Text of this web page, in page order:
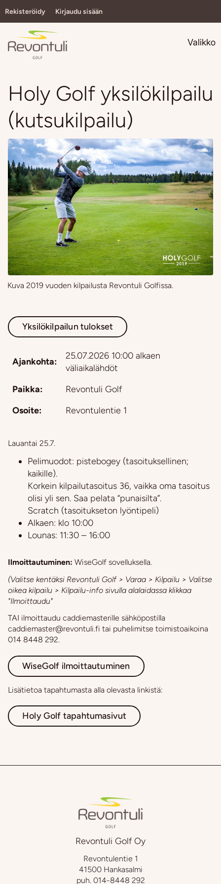
Rekisteröidy Kirjaudu sisään
Valikko
Holy Golf yksilökilpailu
(kutsukilpailu)
Kuva 2019 vuoden kilpailusta Revontuli Golfissa.
Yksilökilpailun tulokset
Ajankohta:
25.07.2026 10:00 alkaen
väliaikalähdöt
Paikka:
Revontuli Golf
Osoite:
Revontulentie 1
Lauantai 25.7.
Pelimuodot: pistebogey (tasoituksellinen;
kaikille).
Korkein kilpailutasoitus 36, vaikka oma tasoitus
olisi yli sen. Saa pelata “punaisilta”.
Scratch (tasoitukseton lyöntipeli)
Alkaen: klo 10:00
Lounas: 11:30 – 16:00
Ilmoittautuminen: WiseGolf sovelluksella.
(Valitse kentäksi Revontuli Golf > Varaa > Kilpailu > Valitse
oikea kilpailu > Kilpailu-info sivulla alalaidassa klikkaa
"Ilmoittaudu"
TAI ilmoittaudu caddiemasterille sähköpostilla
caddiemaster@revontuli.fi tai puhelimitse toimistoaikoina
014 8448 292.
WiseGolf ilmoittautuminen
Lisätietoa tapahtumasta alla olevasta linkistä:
Holy Golf tapahtumasivut
Revontuli Golf Oy
Revontulentie 1
41500 Hankasalmi
puh. 014-8448 292